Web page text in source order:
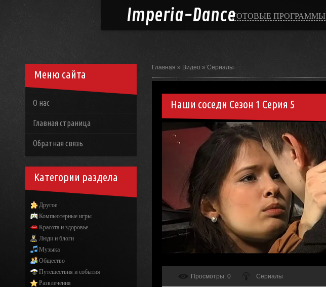
Imperia-DanceГОТОВЫЕ ПРОГРАММЫ
Главная » Видео » Сериалы
Наши соседи Сезон 1 Серия 5
Просмотры: 0 Сериалы
Меню сайта
О нас
Главная страница
Обратная связь
Категории раздела
Другое
Компьютерные игры
Красота и здоровье
Люди и блоги
Музыка
Общество
Путешествия и события
Развлечения